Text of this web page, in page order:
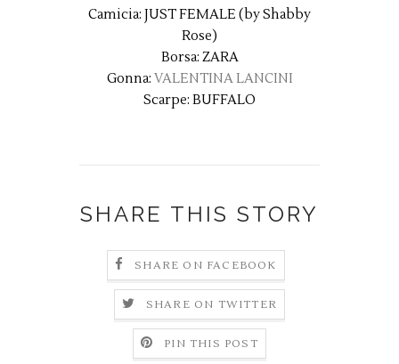
Camicia: JUST FEMALE (by Shabby
Rose)
Borsa: ZARA
Gonna: VALENTINA LANCINI
Scarpe: BUFFALO
SHARE THIS STORY
SHARE ON FACEBOOK
SHARE ON TWITTER
PIN THIS POST